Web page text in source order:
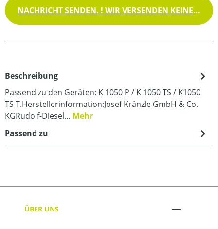
NACHRICHT SENDEN. ! WIR VERSENDEN KEINE WAREN !
Beschreibung
Passend zu den Geräten: K 1050 P / K 1050 TS / K1050
TS T.Herstellerinformation:Josef Kränzle GmbH & Co.
KGRudolf-Diesel… Mehr
Passend zu
ÜBER UNS